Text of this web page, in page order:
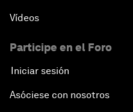
Vídeos
Participe en el Foro
Iniciar sesión
Asóciese con nosotros